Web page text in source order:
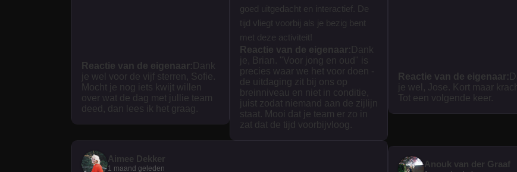
Reactie van de eigenaar: Dank
je wel voor de vijf sterren, Sofie.
Mocht je nog iets kwijt willen
over wat de dag met jullie team
deed, dan lees ik het graag.
goed uitgedacht en interactief. De
tijd vliegt voorbij als je bezig bent
met deze activiteit!
Reactie van de eigenaar: Dank
je, Brian. "Voor jong en oud" is
precies waar we het voor doen -
de uitdaging zit bij ons op
breinniveau en niet in conditie,
juist zodat niemand aan de zijlijn
staat. Mooi dat je team er zo in
zat dat de tijd voorbijvloog.
Reactie van de eigenaar:
je wel, Jose. Kort maar
Tot een volgende keer.
Aimee Dekker
1 maand geleden Anouk van der Graaf